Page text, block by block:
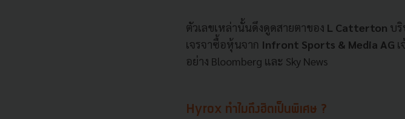
ตัวเลขเหล่านั้นดึงดูดสายตาของ L Catterton บ
เจรจาซื้อหุ้นจาก Infront Sports & Media AG
อย่าง Bloomberg และ Sky News
Hyrox ทำไมถึงฮิตเป็นพิเศษ ?